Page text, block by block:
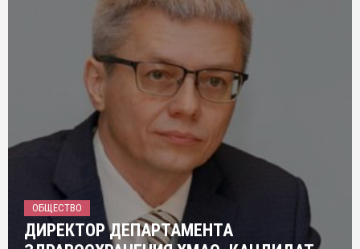
ОБЩЕСТВО
ДИРЕКТОР ДЕПАРТАМЕНТА